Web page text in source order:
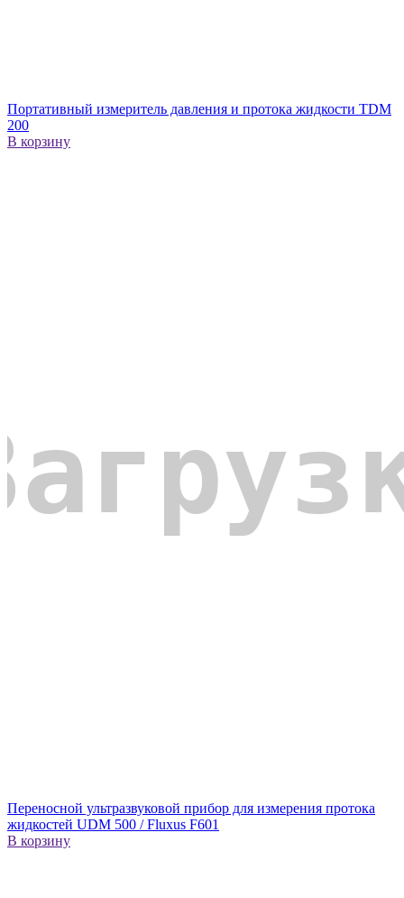
Портативный измеритель давления и протока жидкости TDM
200
В корзину
Переносной ультразвуковой прибор для измерения протока
жидкостей UDM 500 / Fluxus F601
В корзину